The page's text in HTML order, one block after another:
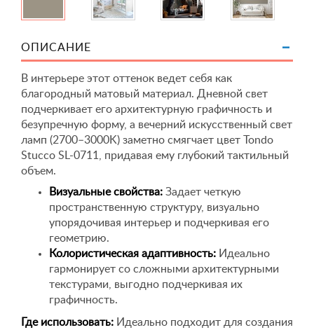
ОПИСАНИЕ
В интерьере этот оттенок ведет себя как
благородный матовый материал. Дневной свет
подчеркивает его архитектурную графичность и
безупречную форму, а вечерний искусственный свет
ламп (2700–3000K) заметно смягчает цвет Tondo
Stucco SL-0711, придавая ему глубокий тактильный
объем.
Визуальные свойства: Задает четкую
пространственную структуру, визуально
упорядочивая интерьер и подчеркивая его
геометрию.
Колористическая адаптивность: Идеально
гармонирует со сложными архитектурными
текстурами, выгодно подчеркивая их
графичность.
Где использовать: Идеально подходит для создания